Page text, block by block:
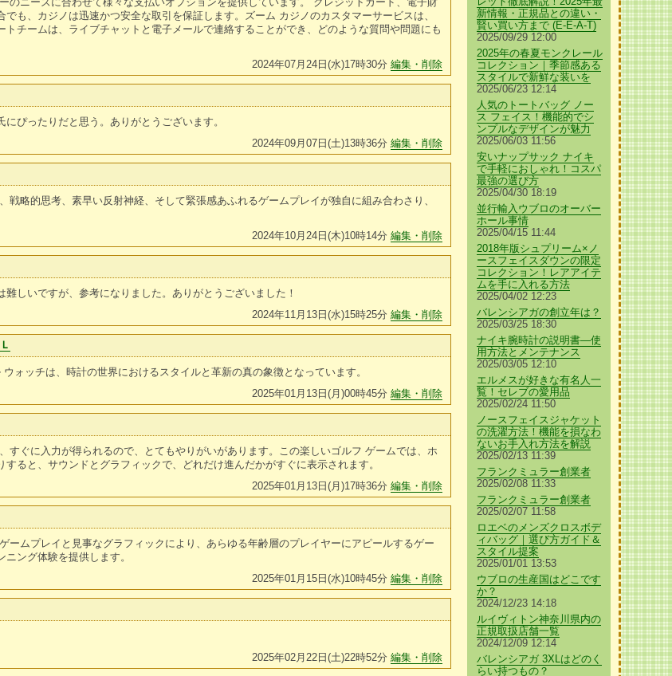
も、カジノは迅速かつ安全な取引を保証します。ズーム カジノのカスタマーサービスは、
トチームは、ライブチャットと電子メールで連絡することができ、どのような質問や問題にも
2024年07月24日(水)17時30分 編集・削除
ぴったりだと思う。ありがとうございます。
2024年09月07日(土)13時36分 編集・削除
戦略的思考、素早い反射神経、そして緊張感あふれるゲームプレイが独自に組み合わさり、
2024年10月24日(木)10時14分 編集・削除
しいですが、参考になりました。ありがとうございました！
2024年11月13日(水)15時25分 編集・削除
ォッチは、時計の世界におけるスタイルと革新の真の象徴となっています。
2025年01月13日(月)00時45分 編集・削除
すぐに入力が得られるので、とてもやりがいがあります。この楽しいゴルフ ゲームでは、ホ
ると、サウンドとグラフィックで、どれだけ進んだかがすぐに表示されます。
2025年01月13日(月)17時36分 編集・削除
ームプレイと見事なグラフィックにより、あらゆる年齢層のプレイヤーにアピールするゲー
ング体験を提供します。
2025年01月15日(水)10時45分 編集・削除
2025年02月22日(土)22時52分 編集・削除
新情報・正規品との違い・
賢い買い方まで (E-E-A-T)
2025/09/29 12:00
2025年の春夏モンクレール
コレクション｜季節感ある
スタイルで新鮮な装いを
2025/06/23 12:14
人気のトートバッグ ノー
ス フェイス！機能的でシ
ンプルなデザインが魅力
2025/06/03 11:56
安いナップサック ナイキ
で手軽におしゃれ！コスパ
最強の選び方
2025/04/30 18:19
並行輸入ウブロのオーバー
ホール事情
2025/04/15 11:44
2018年版シュプリーム×ノ
ースフェイスダウンの限定
コレクション！レアアイテ
ムを手に入れる方法
2025/04/02 12:23
バレンシアガの創立年は？
2025/03/25 18:30
ナイキ腕時計の説明書—使
用方法とメンテナンス
2025/03/05 12:10
エルメスが好きな有名人一
覧！セレブの愛用品
2025/02/24 11:50
ノースフェイスジャケット
の洗濯方法！機能を損なわ
ないお手入れ方法を解説
2025/02/13 11:39
フランクミュラー創業者
2025/02/08 11:33
フランクミュラー創業者
2025/02/07 11:58
ロエベのメンズクロスボデ
ィバッグ｜選び方ガイド＆
スタイル提案
2025/01/01 13:53
ウブロの生産国はどこです
か？
2024/12/23 14:18
ルイヴィトン神奈川県内の
正規取扱店舗一覧
2024/12/09 12:14
バレンシアガ 3XLはどのく
らい持つもの？